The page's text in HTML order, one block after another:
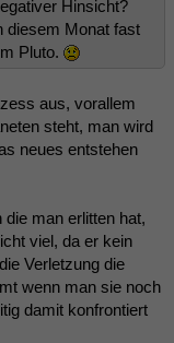
Hinsicht?
diesem Monat fast
Pluto.
aus, vorallem
steht, man wird
neues entstehen
man erlitten hat,
viel, da er kein
Verletzung die
wenn man sie noch
damit konfrontiert